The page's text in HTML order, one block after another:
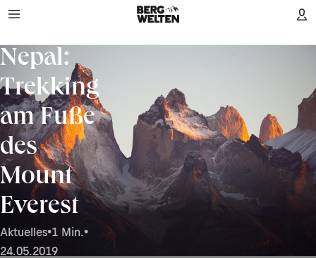
Nepal:
Trekking
am Fuße
des
Mount
Everest
Aktuelles•1 Min.•
24.05.2019